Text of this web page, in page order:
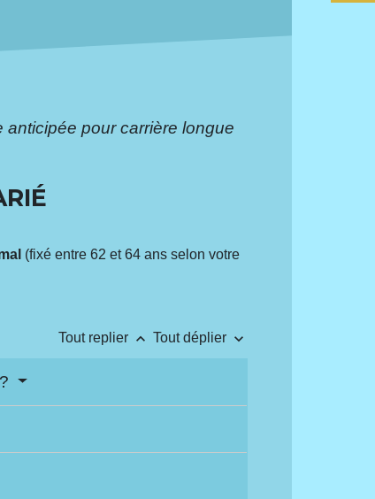
anticipée pour carrière longue
(fixé entre 62 et 64 ans selon votre
Tout replier keyboard_arrow_up Tout déplier keyboard_arrow_down